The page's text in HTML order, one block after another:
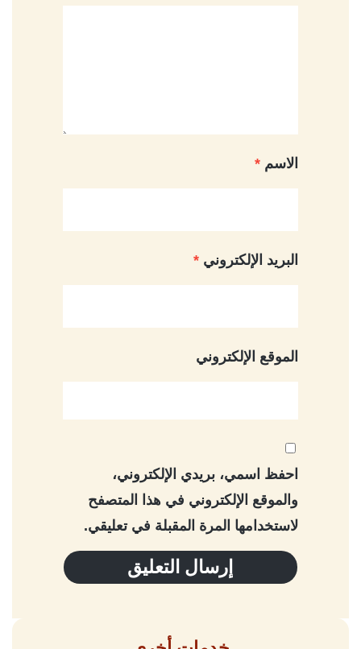
الاسم *
البريد الإلكتروني *
الموقع الإلكتروني
احفظ اسمي، بريدي الإلكتروني،
والموقع الإلكتروني في هذا المتصفح
لاستخدامها المرة المقبلة في تعليقي.